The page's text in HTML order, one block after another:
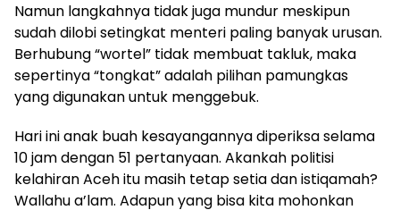
Namun langkahnya tidak juga mundur meskipun
sudah dilobi setingkat menteri paling banyak urusan.
Berhubung “wortel” tidak membuat takluk, maka
sepertinya “tongkat” adalah pilihan pamungkas
yang digunakan untuk menggebuk.
Hari ini anak buah kesayangannya diperiksa selama
10 jam dengan 51 pertanyaan. Akankah politisi
kelahiran Aceh itu masih tetap setia dan istiqamah?
Wallahu a’lam. Adapun yang bisa kita mohonkan